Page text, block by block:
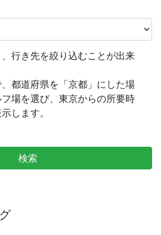
行き先を絞り込むことが出来
都道府県を「京都」にした場
場を選び、東京からの所要時
します。
検索